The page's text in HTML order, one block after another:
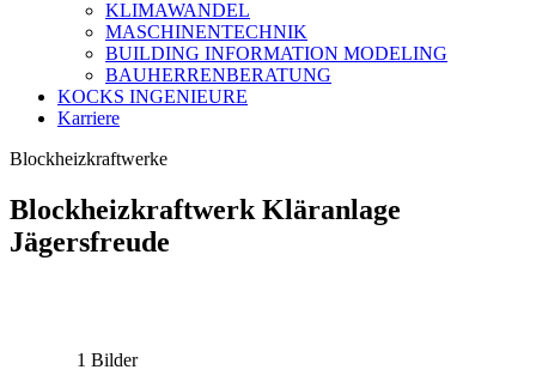
KLIMAWANDEL
MASCHINENTECHNIK
BUILDING INFORMATION MODELING
BAUHERRENBERATUNG
KOCKS INGENIEURE
Karriere
Blockheizkraftwerke
Blockheizkraftwerk Kläranlage
Jägersfreude
1 Bilder